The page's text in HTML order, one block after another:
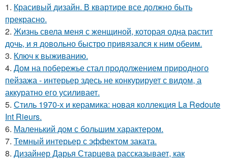
1. Красивый дизайн. В квартире все должно быть
прекрасно.
2. Жизнь свела меня с женщиной, которая одна растит
дочь, и я довольно быстро привязался к ним обеим.
3. Ключ к выживанию.
4. Дом на побережье стал продолжением природного
пейзажа - интерьер здесь не конкурирует с видом, а
аккуратно его усиливает.
5. Стиль 1970-х и керамика: новая коллекция La Redoute
Int Rieurs.
6. Маленький дом с большим характером.
7. Темный интерьер с эффектом заката.
8. Дизайнер Дарья Старцева рассказывает, как